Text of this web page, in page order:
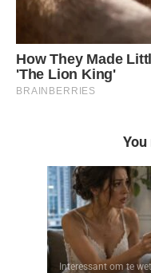
Interessant om te